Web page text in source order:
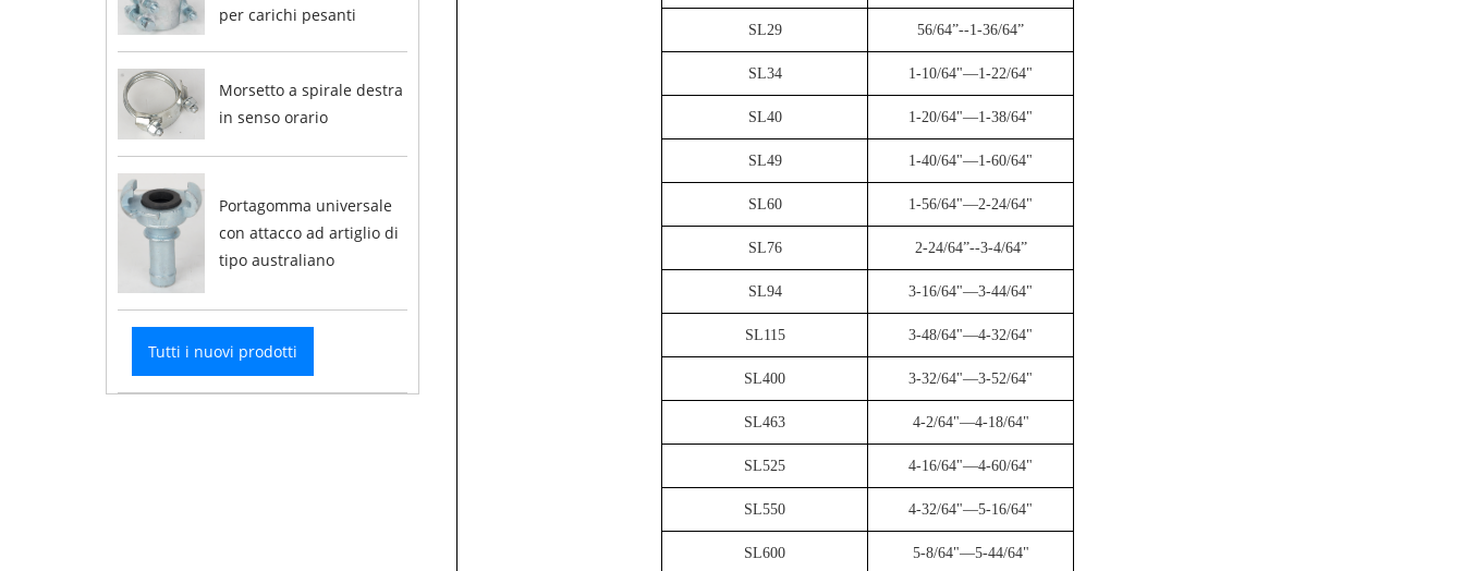
per carichi pesanti
Morsetto a spirale destra
in senso orario
Portagomma universale
con attacco ad artiglio di
tipo australiano
Tutti i nuovi prodotti
SL29 56/64”--1-36/64”
SL34 1-10/64"—1-22/64"
SL40 1-20/64"—1-38/64"
SL49 1-40/64"—1-60/64"
SL60 1-56/64"—2-24/64"
SL76 2-24/64”--3-4/64”
SL94 3-16/64"—3-44/64"
SL115 3-48/64"—4-32/64"
SL400 3-32/64"—3-52/64"
SL463 4-2/64"—4-18/64"
SL525 4-16/64"—4-60/64"
SL550 4-32/64"—5-16/64"
SL600 5-8/64"—5-44/64"